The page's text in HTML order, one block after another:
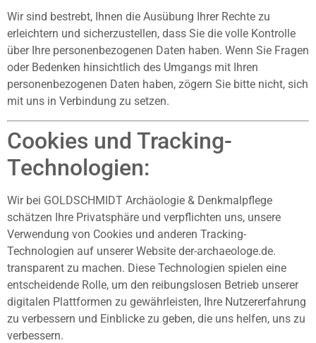
Wir sind bestrebt, Ihnen die Ausübung Ihrer Rechte zu
erleichtern und sicherzustellen, dass Sie die volle Kontrolle
über Ihre personenbezogenen Daten haben. Wenn Sie Fragen
oder Bedenken hinsichtlich des Umgangs mit Ihren
personenbezogenen Daten haben, zögern Sie bitte nicht, sich
mit uns in Verbindung zu setzen.
Cookies und Tracking-
Technologien:
Wir bei GOLDSCHMIDT Archäologie & Denkmalpflege
schätzen Ihre Privatsphäre und verpflichten uns, unsere
Verwendung von Cookies und anderen Tracking-
Technologien auf unserer Website der-archaeologe.de.
transparent zu machen. Diese Technologien spielen eine
entscheidende Rolle, um den reibungslosen Betrieb unserer
digitalen Plattformen zu gewährleisten, Ihre Nutzererfahrung
zu verbessern und Einblicke zu geben, die uns helfen, uns zu
verbessern.